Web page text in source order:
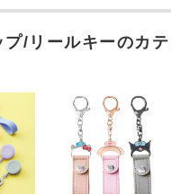
プ/リールキーのカ